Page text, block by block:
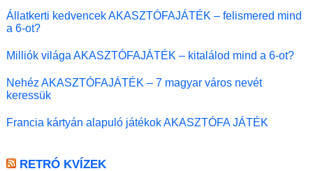
Állatkerti kedvencek AKASZTÓFAJÁTÉK – felismered mind
a 6-ot?
Milliók világa AKASZTÓFAJÁTÉK – kitalálod mind a 6-ot?
Nehéz AKASZTÓFAJÁTÉK – 7 magyar város nevét
keressük
Francia kártyán alapuló játékok AKASZTÓFA JÁTÉK
RETRÓ KVÍZEK